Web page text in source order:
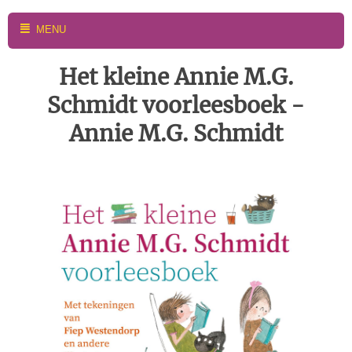
MENU
Het kleine Annie M.G.
Schmidt voorleesboek -
Annie M.G. Schmidt